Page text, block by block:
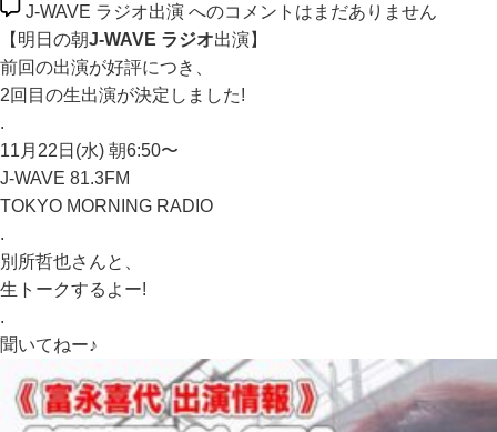
J-WAVE ラジオ出演 へのコメントはまだありません
【明日の朝J-WAVE ラジオ出演】
前回の出演が好評につき、
2回目の生出演が決定しました!
.
11月22日(水) 朝6:50〜
J-WAVE 81.3FM
TOKYO MORNING RADIO
.
別所哲也さんと、
生トークするよー!
.
聞いてねー♪